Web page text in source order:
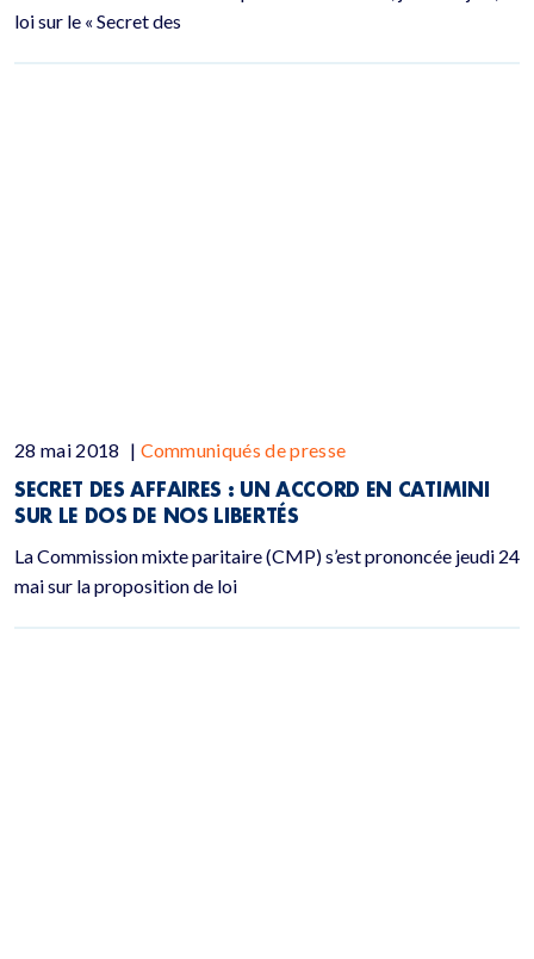
loi sur le « Secret des
28 mai 2018 | Communiqués de presse
SECRET DES AFFAIRES : UN ACCORD EN CATIMINI
SUR LE DOS DE NOS LIBERTÉS
La Commission mixte paritaire (CMP) s’est prononcée jeudi 24
mai sur la proposition de loi